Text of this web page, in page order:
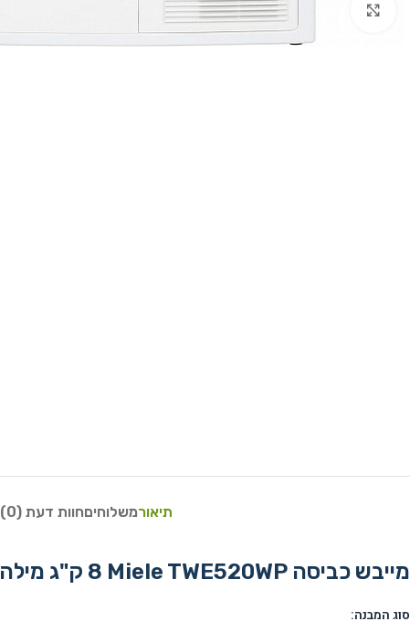
Click to enlarge
תיאורמשלוחיםחוות דעת (0)
מייבש כביסה Miele TWE520WP ‏8 ‏ק"ג מילה מתצוגה
סוג המבנה: